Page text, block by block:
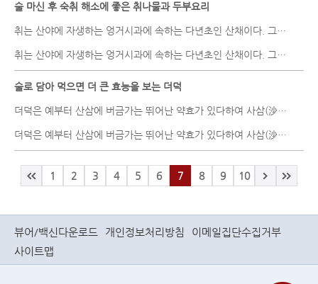
술 마신 후 숙취 해소에 좋은 취나물과 두부요리
취는 산야에 자생하는 엉거시과에 속하는 다년초인 산채이다. 그의 성..
취는 산야에 자생하는 엉거시과에 속하는 다년초인 산채이다. 그의 성..
술로 담아 먹으면 더 큰 효능을 보는 더덕
더덕은 예부터 산삼에 버금가는 뛰어난 약효가 있다하여 사삼(沙蔘), ..
더덕은 예부터 산삼에 버금가는 뛰어난 약효가 있다하여 사삼(沙蔘), ..
1 2 3 4 5 6 7 8 9 10
뷰어/백신다운로드 개인정보처리방침
이메일집단수집거부
사이트맵